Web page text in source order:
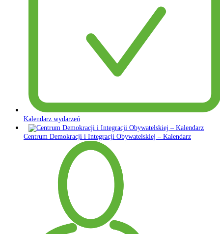
Kalendarz wydarzeń
Centrum Demokracji i Integracji Obywatelskiej – Kalendarz